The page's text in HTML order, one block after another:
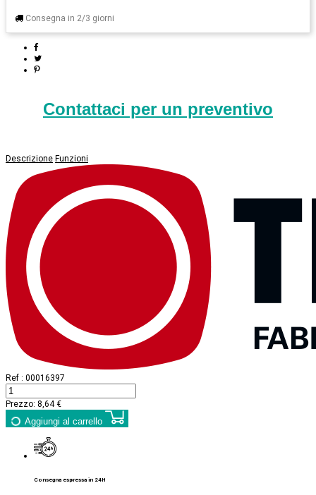
Consegna in 2/3 giorni
Contattaci per un preventivo
Descrizione Funzioni
Ref : 00016397
Prezzo: 8,64 €
Aggiungi al carrello
Consegna espressa in 24H